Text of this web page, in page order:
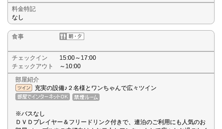
料金特記
なし
食事
チェックイン
15:00～17:00
チェックアウト
～10:00
部屋紹介
充実の設備♪２名様とワンちゃんで広々ツイン
※バスなし
ＤＶＤプレイヤー＆フリードリンク付きで、連泊のご利用にも人気のお